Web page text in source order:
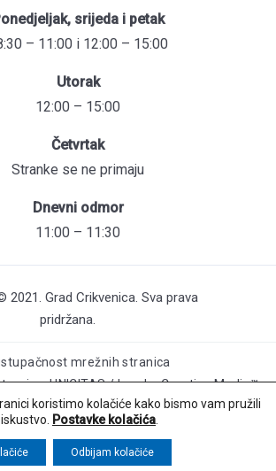
srijeda i petak
– 11:00 i 12:00 – 15:00
Utorak
12:00 – 15:00
Četvrtak
Stranke se ne primaju
Dnevni odmor
11:00 – 11:30
2021. Grad Crikvenica. Sva prava
pridržana.
mrežnih stranica
UNICITAS / Izrada: Creative Media™
koristimo kolačiće kako bismo vam pružili
Postavke kolačića
Odbijam kolačiće